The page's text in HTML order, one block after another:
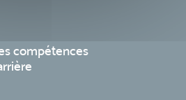
compétences